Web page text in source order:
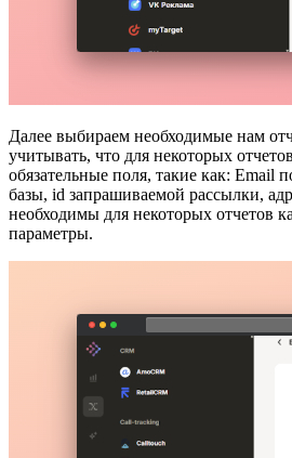
Далее выбираем необходимые нам
учитывать, что для некоторых
обязательные поля, такие как: Email
базы, id запрашиваемой рассылки,
необходимы для некоторых отчетов
параметры.